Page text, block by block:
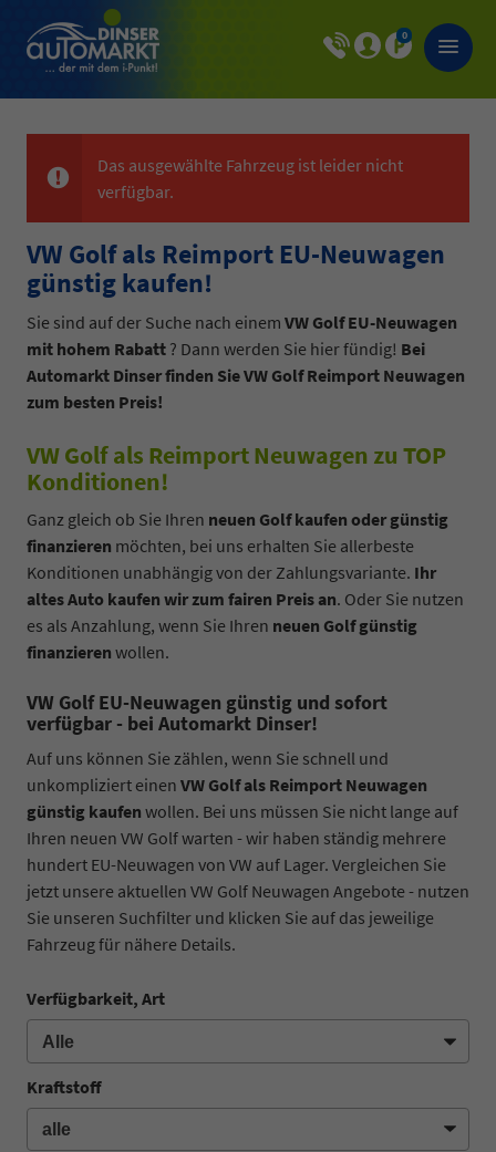
0
Das ausgewählte Fahrzeug ist leider nicht
verfügbar.
VW Golf als Reimport EU-Neuwagen
günstig kaufen!
Sie sind auf der Suche nach einem VW Golf EU-Neuwagen
mit hohem Rabatt ? Dann werden Sie hier fündig! Bei
Automarkt Dinser finden Sie VW Golf Reimport Neuwagen
zum besten Preis!
VW Golf als Reimport Neuwagen zu TOP
Konditionen!
Ganz gleich ob Sie Ihren neuen Golf kaufen oder günstig
finanzieren möchten, bei uns erhalten Sie allerbeste
Konditionen unabhängig von der Zahlungsvariante. Ihr
altes Auto kaufen wir zum fairen Preis an. Oder Sie nutzen
es als Anzahlung, wenn Sie Ihren neuen Golf günstig
finanzieren wollen.
VW Golf EU-Neuwagen günstig und sofort
verfügbar - bei Automarkt Dinser!
Auf uns können Sie zählen, wenn Sie schnell und
unkompliziert einen VW Golf als Reimport Neuwagen
günstig kaufen wollen. Bei uns müssen Sie nicht lange auf
Ihren neuen VW Golf warten - wir haben ständig mehrere
hundert EU-Neuwagen von VW auf Lager. Vergleichen Sie
jetzt unsere aktuellen VW Golf Neuwagen Angebote - nutzen
Sie unseren Suchfilter und klicken Sie auf das jeweilige
Fahrzeug für nähere Details.
Verfügbarkeit, Art
Kraftstoff